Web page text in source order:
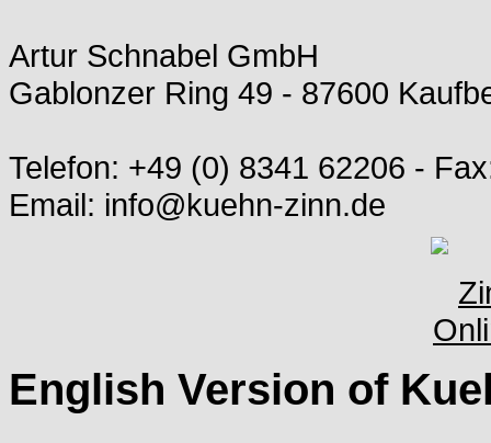
Artur Schnabel GmbH
Gablonzer Ring 49 - 87600
Telefon: +49 (0) 8341 62206 -
Email: info@kuehn-zinn.de
English Version of